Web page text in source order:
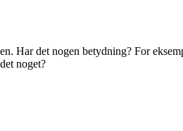
Har det nogen betydning? For
noget?